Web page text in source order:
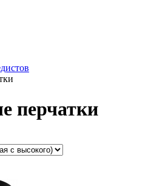
перчатки